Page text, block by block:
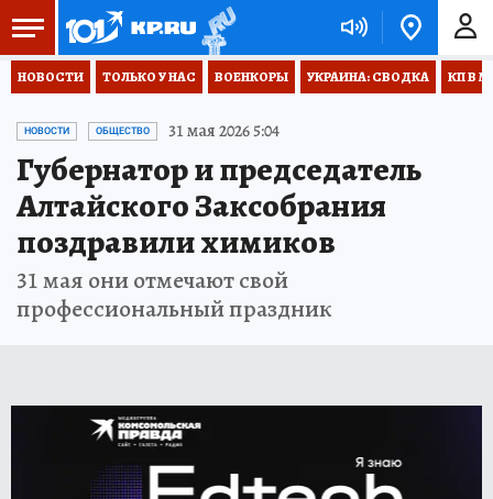
НОВОСТИ ТОЛЬКО У НАС ВОЕНКОРЫ УКРАИНА: СВОДКА КП В
НОВОСТИ ОБЩЕСТВО 31 мая 2026 5:04
Губернатор и председатель
Алтайского Заксобрания
поздравили химиков
31 мая они отмечают свой
профессиональный праздник